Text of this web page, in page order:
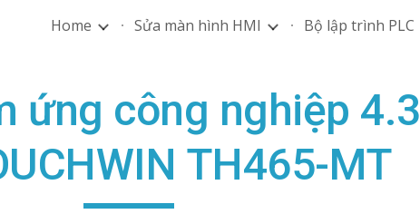
Skip to navigation
Home Sửa màn hình HMI Bộ lập trình PLC
ứng công nghiệp 4.3
TH465-MT